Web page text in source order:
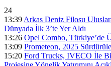
24
13:39 Arkas Deniz Filosu
Dünyada İlk 3’te Yer Aldı
13:26 Opel Combo, Türkiye’de
13:09 Prometeon, 2025
15:20 Ford Trucks, IVECO İle